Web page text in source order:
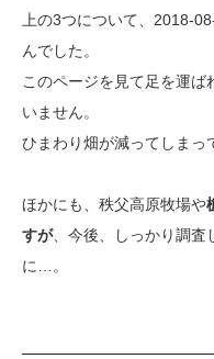
上の3つについて、2018-
んでした。
このページを見て足を運
いません。
ひまわり畑が減ってしまっ
ほかにも、秩父高原牧場や
すが、今後、しっかり調査
に…。